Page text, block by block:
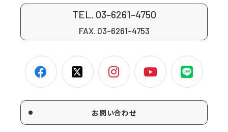
TEL. 03-6261-4750
FAX. 03-6261-4753
お問い合わせ